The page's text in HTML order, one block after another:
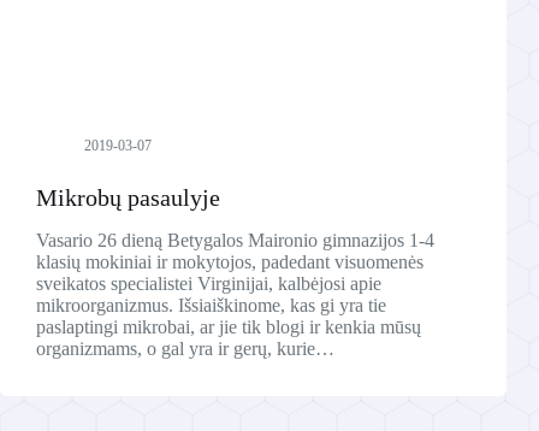
2019-03-07
Mikrobų pasaulyje
Vasario 26 dieną Betygalos Maironio gimnazijos 1-4
klasių mokiniai ir mokytojos, padedant visuomenės
sveikatos specialistei Virginijai, kalbėjosi apie
mikroorganizmus. Išsiaiškinome, kas gi yra tie
paslaptingi mikrobai, ar jie tik blogi ir kenkia mūsų
organizmams, o gal yra ir gerų, kurie…